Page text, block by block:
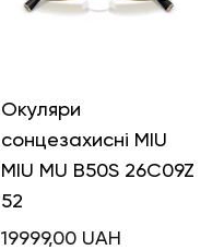
Окуляри
сонцезахисні MIU
MIU MU B50S 26C09Z
52
19999,00 UAH